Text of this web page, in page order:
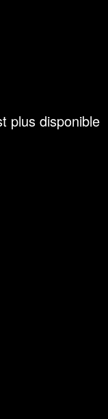
plus disponible